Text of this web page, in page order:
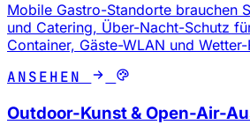
Mobile Gastro-Standorte brauchen
und Catering, Über-Nacht-Schutz
Container, Gäste-WLAN und
ANSEHEN
Outdoor-Kunst & Open-Air-